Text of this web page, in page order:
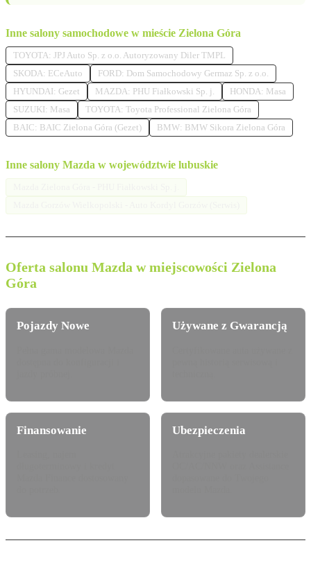
Inne salony samochodowe w mieście Zielona Góra
TOYOTA: JPJ Auto Sp. z o.o. Autoryzowany Diler TMPL
SKODA: ECeAuto
FORD: Dom Samochodowy Germaz Sp. z o.o.
HYUNDAI: Gezet
MAZDA: PHU Fiałkowski Sp. j.
HONDA: Masa
SUZUKI: Masa
TOYOTA: Toyota Professional Zielona Góra
BAIC: BAIC Zielona Góra (Gezet)
BMW: BMW Sikora Zielona Góra
Inne salony Mazda w województwie lubuskie
Oferta salonu Mazda w miejscowości Zielona
Góra
Pojazdy Nowe Używane z Gwarancją
Finansowanie Ubezpieczenia